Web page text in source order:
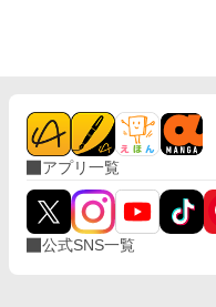
アプリ一覧
公式SNS一覧